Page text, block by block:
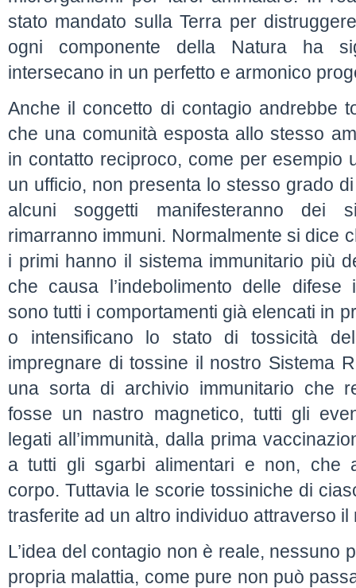
stato mandato sulla Terra per
ogni componente della Natura ha
intersecano in un perfetto e armonico
Anche il concetto di contagio andrebbe
che una comunità esposta allo stesso
in contatto reciproco, come per esempio
un ufficio, non presenta lo stesso grado
alcuni soggetti manifesteranno dei
rimarranno immuni. Normalmente si dice
i primi hanno il sistema immunitario più
che causa l’indebolimento delle difese
sono tutti i comportamenti già elencati in
o intensificano lo stato di tossicità
impregnare di tossine il nostro Sistema
una sorta di archivio immunitario che
fosse un nastro magnetico, tutti gli
legati all’immunità, dalla prima
a tutti gli sgarbi alimentari e non, che
corpo. Tuttavia le scorie tossiniche di
trasferite ad un altro individuo attraverso il
L’idea del contagio non è reale, nessuno
propria malattia, come pure non può